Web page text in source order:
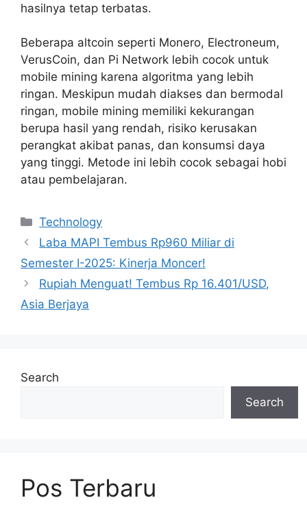
hasilnya tetap terbatas.
Beberapa altcoin seperti Monero, Electroneum,
VerusCoin, dan Pi Network lebih cocok untuk
mobile mining karena algoritma yang lebih
ringan. Meskipun mudah diakses dan bermodal
ringan, mobile mining memiliki kekurangan
berupa hasil yang rendah, risiko kerusakan
perangkat akibat panas, dan konsumsi daya
yang tinggi. Metode ini lebih cocok sebagai hobi
atau pembelajaran.
Categories
Technology
Laba MAPI Tembus Rp960 Miliar di
Semester I-2025: Kinerja Moncer!
Rupiah Menguat! Tembus Rp 16.401/USD,
Asia Berjaya
Search
Search
Pos Terbaru